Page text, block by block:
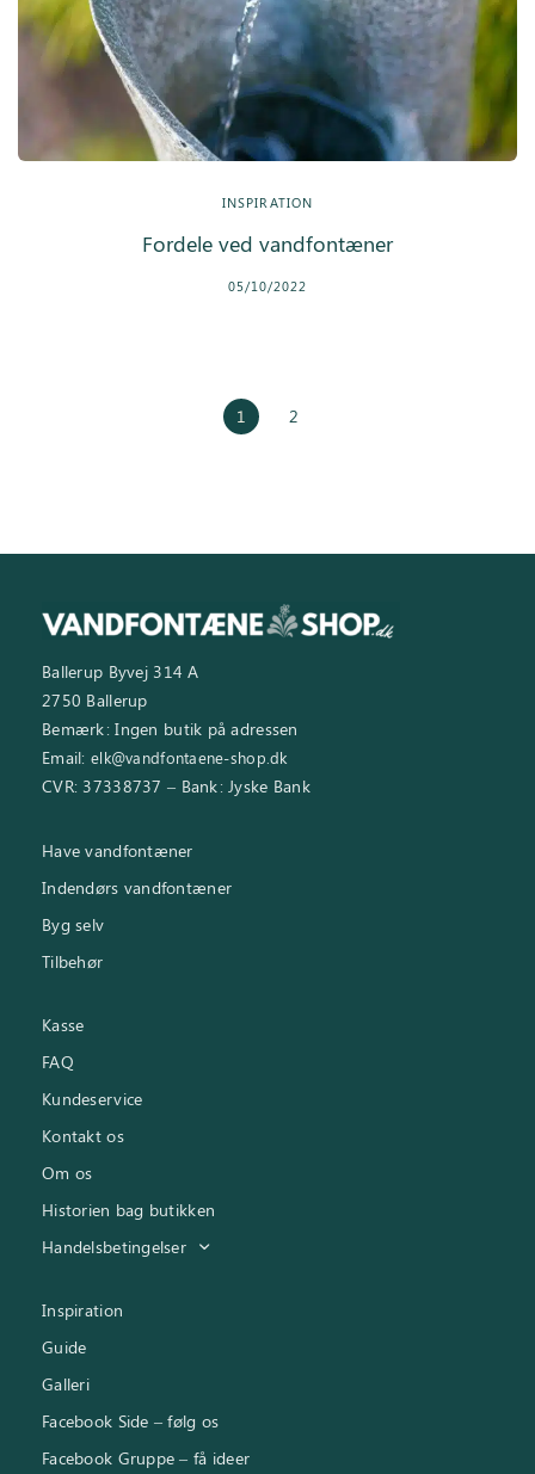
INSPIRATION
Fordele ved vandfontæner
05/10/2022
1 2
Ballerup Byvej 314 A
2750 Ballerup
Bemærk: Ingen butik på adressen
Email: elk@vandfontaene-shop.dk
CVR: 37338737 – Bank: Jyske Bank
Have vandfontæner
Indendørs vandfontæner
Byg selv
Tilbehør
Kasse
FAQ
Kundeservice
Kontakt os
Om os
Historien bag butikken
Handelsbetingelser
Inspiration
Guide
Galleri
Facebook Side – følg os
Facebook Gruppe – få ideer